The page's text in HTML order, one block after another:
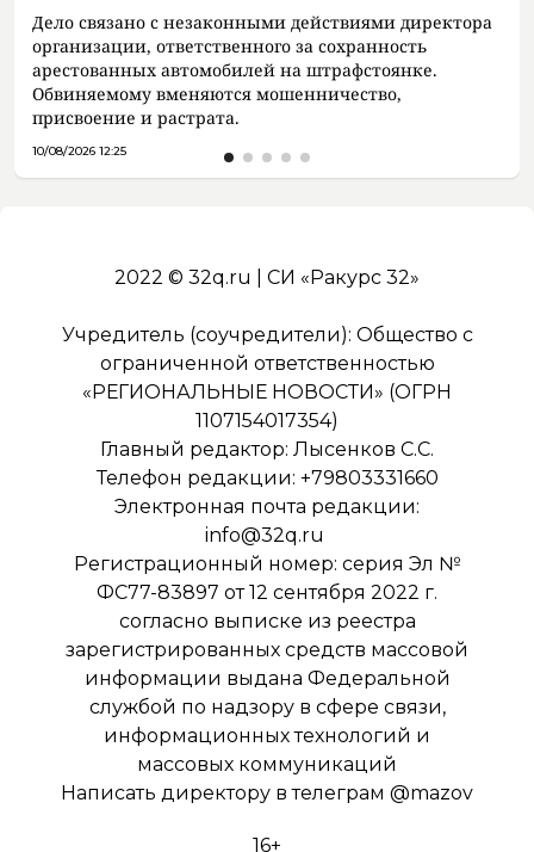
Дело связано с незаконными действиями директора
организации, ответственного за сохранность
арестованных автомобилей на штрафстоянке.
Обвиняемому вменяются мошенничество,
присвоение и растрата.
10/08/2026 12:25
2022 © 32q.ru | СИ «Ракурс 32»
Учредитель (соучредители): Общество с
ограниченной ответственностью
«РЕГИОНАЛЬНЫЕ НОВОСТИ» (ОГРН
1107154017354)
Главный редактор: Лысенков С.С.
Телефон редакции: +79803331660
Электронная почта редакции:
info@32q.ru
Регистрационный номер: серия Эл №
ФС77-83897 от 12 сентября 2022 г.
согласно выписке из реестра
зарегистрированных средств массовой
информации выдана Федеральной
службой по надзору в сфере связи,
информационных технологий и
массовых коммуникаций
Написать директору в телеграм @mazov
16+